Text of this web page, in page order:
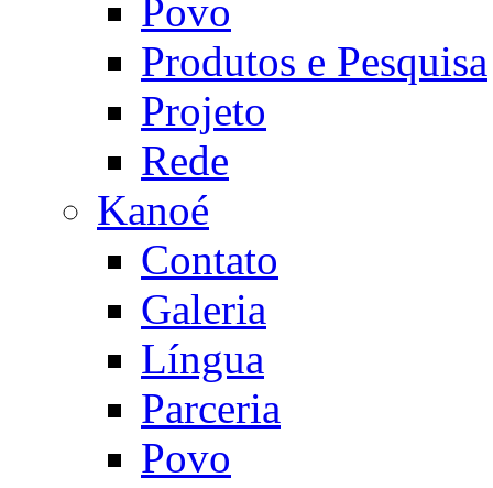
Povo
Produtos e Pesquisa
Projeto
Rede
Kanoé
Contato
Galeria
Língua
Parceria
Povo